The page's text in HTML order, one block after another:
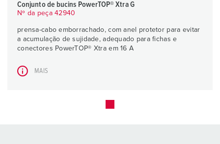
Conjunto de bucins PowerTOP® Xtra G
Nº da peça 42940
prensa-cabo emborrachado, com anel protetor para evitar
a acumulação de sujidade, adequado para fichas e
conectores PowerTOP® Xtra em 16 A
MAIS